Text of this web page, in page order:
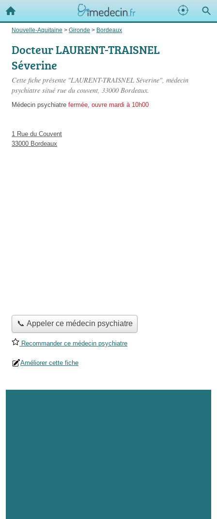
Nouvelle-Aquitaine > Gironde > Bordeaux
Docteur LAURENT-TRAISNEL
Séverine
Cette fiche présente "LAURENT-TRAISNEL Séverine", médecin
psychiatre situé rue du couvent, 33000 Bordeaux.
Médecin psychiatre fermée, ouvre mardi à 10h00
1 Rue du Couvent
33000 Bordeaux
📞 Appeler ce médecin psychiatre
Recommander ce médecin psychiatre
Améliorer cette fiche